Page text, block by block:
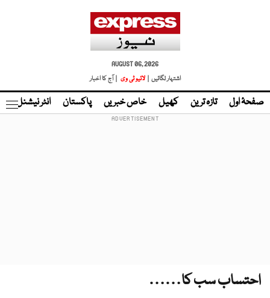
AUGUST 06, 2026
اشتہار لگائیں |
لائیو ٹی وی | آج کا اخبار
صفحۂ اول تازہ ترین کھیل خاص خبریں پاکستان انٹر نیشنل
احتساب سب کا……